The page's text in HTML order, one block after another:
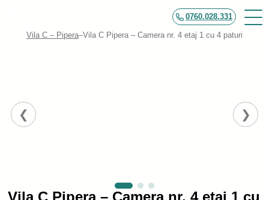
0760.028.331
Vila C – Pipera–Vila C Pipera – Camera nr. 4 etaj 1 cu 4 paturi
Vila C Pipera – Camera nr. 4 etaj 1 cu